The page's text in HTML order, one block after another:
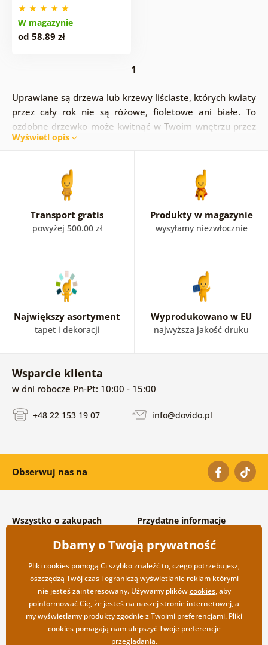
W magazynie
od 58.89 zł
1
Uprawiane są drzewa lub krzewy liściaste, których kwiaty
przez cały rok nie są różowe, fioletowe ani białe. To
ozdobne drzewko może kwitnąć w Twoim wnętrzu przez
cały rok. Zrób zdjęcie bzu na swojej ścianie. Obrazy
elementami abstrakcyjnymi i stylem vintage.
Wyświetl opis
Transport gratis
powyżej 500.00 zł
Produkty w magazynie
wysyłamy niezwłocznie
Największy asortyment
tapet i dekoracji
Wyprodukowano w EU
najwyższa jakość druku
Wsparcie klienta
w dni robocze Pn-Pt: 10:00 - 15:00
+48 22 153 19 07 info@dovido.pl
Obserwuj nas na
Wszystko o zakupach
Warunki handlowe i
reklamacyjne
Prywatność
Opcje wysyłki i płatności
Zwrot towarów
Przydatne informacje
Często zadawane pytania
Kontakt
Współpraca hurtowa
Dbamy o Twoją prywatność
Pliki cookies pomogą Ci szybko znaleźć to, czego potrzebujesz,
oszczędzą Twój czas i ograniczą wyświetlanie reklam którymi
nie jesteś zainteresowany. Używamy plikówcookies, aby
poinformować Cię, że jesteś na naszej stronie internetowej, a
my wyświetlamy produkty zgodnie z Twoimi preferencjami. Pliki
cookies pomagają nam ulepszyć Twoje preferencje
przeglądania.